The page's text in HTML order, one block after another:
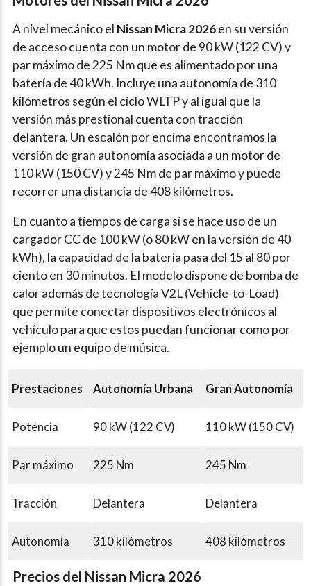
A nivel mecánico el Nissan Micra 2026en su versión
de acceso cuenta con un motor de 90 kW (122 CV) y
par máximo de 225 Nm que es alimentado por una
batería de 40 kWh. Incluye una autonomía de 310
kilómetros según el ciclo WLTP y al igual que la
versión más prestional cuenta con tracción
delantera. Un escalón por encima encontramos la
versión de gran autonomía asociada a un motor de
110 kW (150 CV) y 245 Nm de par máximo y puede
recorrer una distancia de 408 kilómetros.
En cuanto a tiempos de carga si se hace uso de un
cargador CC de 100 kW (o 80 kW en la versión de 40
kWh), la capacidad de la batería pasa del 15 al 80 por
ciento en 30 minutos. El modelo dispone de bomba de
calor además de tecnología V2L (Vehicle-to-Load)
que permite conectar dispositivos electrónicos al
vehículo para que estos puedan funcionar como por
ejemplo un equipo de música.
Prestaciones Autonomía Urbana Gran Autonomía
Potencia 90 kW (122 CV) 110 kW (150 CV)
Par máximo 225 Nm 245 Nm
Tracción Delantera Delantera
Autonomía 310 kilómetros 408 kilómetros
Precios del Nissan Micra 2026